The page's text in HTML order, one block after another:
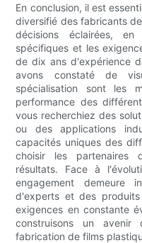
En conclusion, il est
diversifié des fabricants
décisions éclairées,
spécifiques et les
de dix ans d'expérience
avons constaté de
spécialisation sont les
performance des
vous recherchiez des
ou des applications
capacités uniques des
choisir les partenaires
résultats. Face à
engagement demeure
d'experts et des
exigences en constante
construisons un
fabrication de films